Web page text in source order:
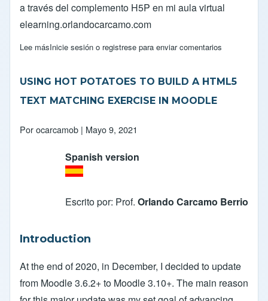
a través del complemento H5P en mi aula virtual
elearning.orlandocarcamo.com
Lee mássobre USO DE HOT POTATOES PARA DISEÑAR UN
Inicie sesión o registrese para enviar comentarios
USING HOT POTATOES TO BUILD A HTML5
TEXT MATCHING EXERCISE IN MOODLE
Porocarcamob | Mayo 9, 2021
Spanish version
Escrito por: Prof. Orlando Carcamo Berrio
Introduction
At the end of 2020, in December, I decided to update
from Moodle 3.6.2+ to Moodle 3.10+. The main reason